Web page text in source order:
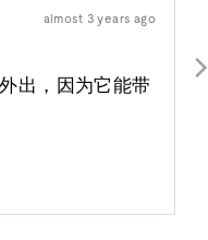
发
almost 3 years ago
出，因为它能带